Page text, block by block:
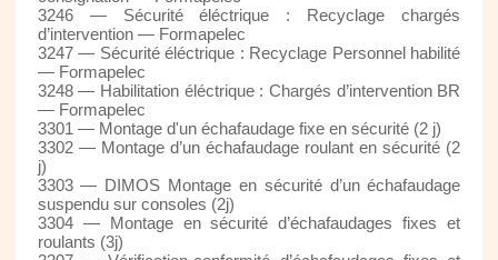
3246 — Sécurité éléctrique : Recyclage chargés
d’intervention — Formapelec
3247 — Sécurité éléctrique : Recyclage Personnel habilité
— Formapelec
3248 — Habilitation éléctrique : Chargés d’intervention BR
— Formapelec
3301 — Montage d'un échafaudage fixe en sécurité (2 j)
3302 — Montage d’un échafaudage roulant en sécurité (2
j)
3303 — DIMOS Montage en sécurité d’un échafaudage
suspendu sur consoles (2j)
3304 — Montage en sécurité d’échafaudages fixes et
roulants (3j)